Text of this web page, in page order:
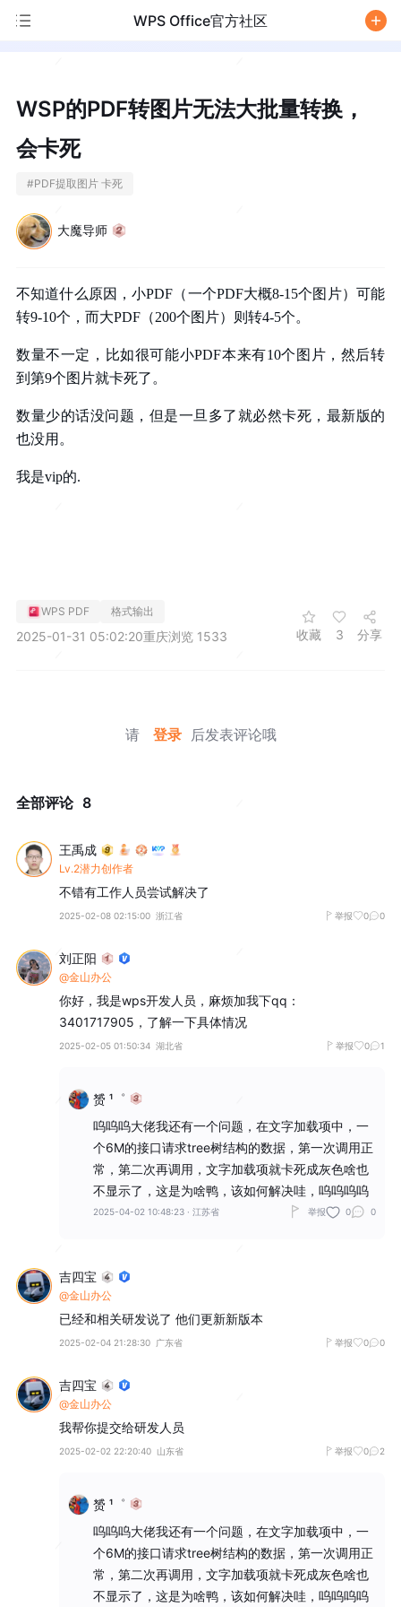
WPS Office官方社区
WSP的PDF转图片无法大批量转换，
会卡死
#PDF提取图片 卡死
大魔导师
不知道什么原因，小PDF（一个PDF大概8-15个图片）可能
转9-10个，而大PDF（200个图片）则转4-5个。
数量不一定，比如很可能小PDF本来有10个图片，然后转
到第9个图片就卡死了。
数量少的话没问题，但是一旦多了就必然卡死，最新版的
也没用。
我是vip的.
WPS PDF 格式输出
2025-01-31 05:02:20重庆浏览 1533 收藏 3 分享
请 登录 后发表评论哦
全部评论 8
王禹成
Lv.2潜力创作者
不错有工作人员尝试解决了
2025-02-08 02:15:00 浙江省 举报 0 0
刘正阳
@金山办公
你好，我是wps开发人员，麻烦加我下qq：
3401717905，了解一下具体情况
2025-02-05 01:50:34 湖北省 举报 0 1
赟 ¹゜
呜呜呜大佬我还有一个问题，在文字加载项中，一
个6M的接口请求tree树结构的数据，第一次调用正
常，第二次再调用，文字加载项就卡死成灰色啥也
不显示了，这是为啥鸭，该如何解决哇，呜呜呜呜
2025-04-02 10:48:23 · 江苏省 举报 0 0
吉四宝
@金山办公
已经和相关研发说了 他们更新新版本
2025-02-04 21:28:30 广东省 举报 0 0
吉四宝
@金山办公
我帮你提交给研发人员
2025-02-02 22:20:40 山东省 举报 0 2
赟 ¹゜
呜呜呜大佬我还有一个问题，在文字加载项中，一
个6M的接口请求tree树结构的数据，第一次调用正
常，第二次再调用，文字加载项就卡死成灰色啥也
不显示了，这是为啥鸭，该如何解决哇，呜呜呜呜